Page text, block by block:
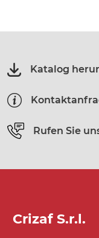
Katalog
Rufen Sie
Crizaf S.r.l.